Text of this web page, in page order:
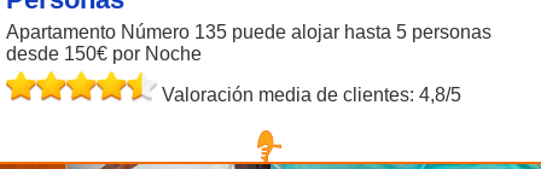
Apartamento Número 135 puede alojar hasta 5 personas
desde 150€ por Noche
Valoración media de clientes: 4,8/5